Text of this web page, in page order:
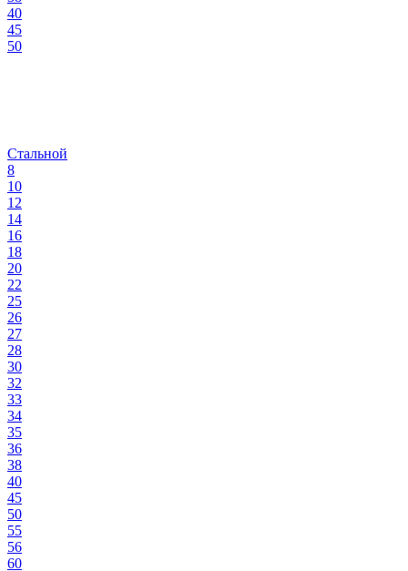
40
45
50
Стальной
8
10
12
14
16
18
20
22
25
26
27
28
30
32
33
34
35
36
38
40
45
50
55
56
60